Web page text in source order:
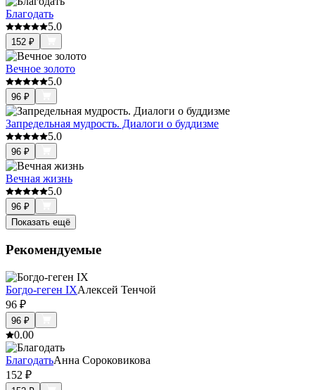
Благодать
5.0
152 ₽
Вечное золото
5.0
96 ₽
Запредельная мудрость. Диалоги о буддизме
5.0
96 ₽
Вечная жизнь
5.0
96 ₽
Показать ещё
Рекомендуемые
Богдо-геген IXАлексей Тенчой
96 ₽
96 ₽
0.00
БлагодатьАнна Сороковикова
152 ₽